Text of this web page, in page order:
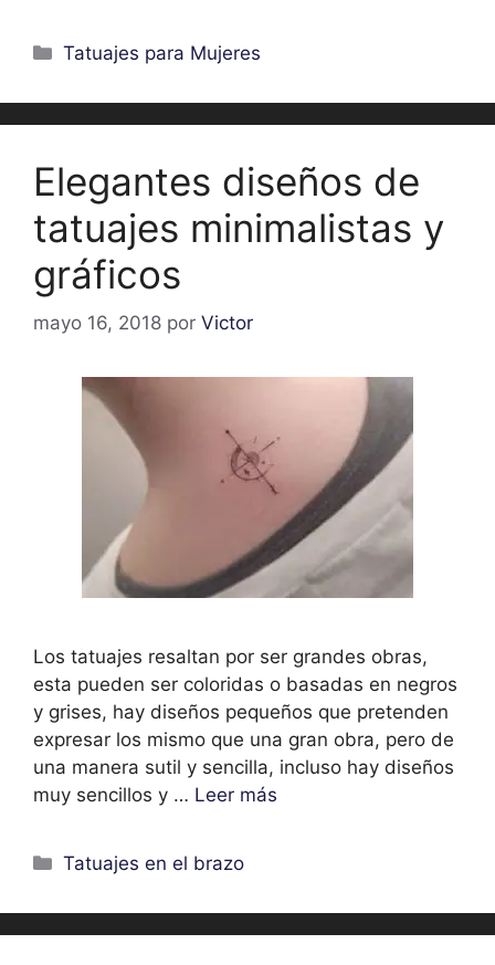
Categorías
Tatuajes para Mujeres
Elegantes diseños de
tatuajes minimalistas y
gráficos
mayo 16, 2018 por Victor
Los tatuajes resaltan por ser grandes obras,
esta pueden ser coloridas o basadas en negros
y grises, hay diseños pequeños que pretenden
expresar los mismo que una gran obra, pero de
una manera sutil y sencilla, incluso hay diseños
muy sencillos y … Leer más
Categorías
Tatuajes en el brazo